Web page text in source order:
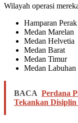
Wilayah operasi
Hamparan Perak
Medan Marelan
Medan Helvetia
Medan Barat
Medan Timur
Medan Labuhan
BACA Perdana
Tekankan